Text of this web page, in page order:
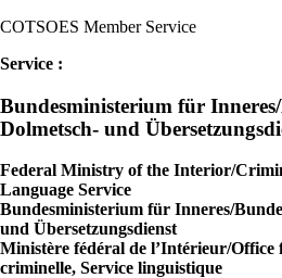
COTSOES Member Service
Service :
Bundesministerium für
Dolmetsch- und
Federal Ministry of the Interior/
Language Service
Bundesministerium für Inneres/
und Übersetzungsdienst
Ministère fédéral de l’Intérieur/Office
criminelle, Service linguistique